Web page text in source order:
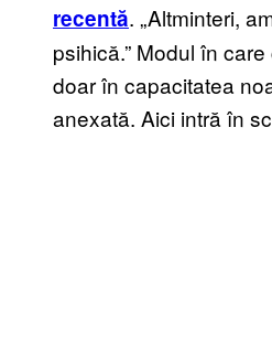
recentă. „Altminteri,
psihică.” Modul în
doar în capacitatea
anexată. Aici intră în